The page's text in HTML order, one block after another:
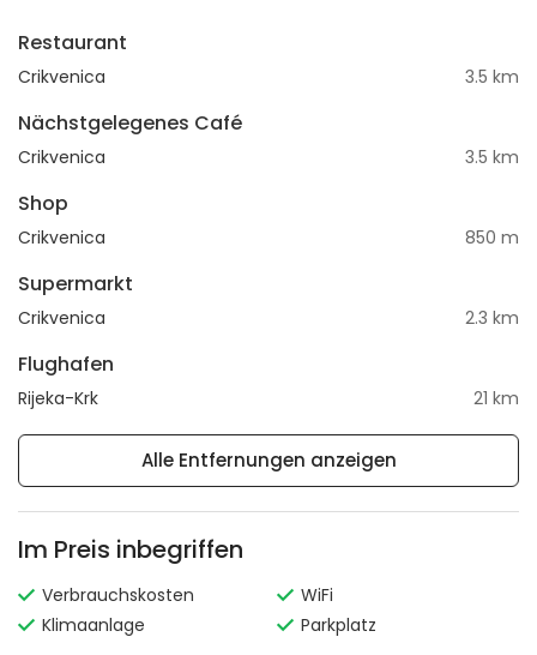
Restaurant
Crikvenica 3.5 km
Nächstgelegenes Café
Crikvenica 3.5 km
Shop
Crikvenica 850 m
Supermarkt
Crikvenica 2.3 km
Flughafen
Rijeka-Krk 21 km
Alle Entfernungen anzeigen
Im Preis inbegriffen
Verbrauchskosten
Klimaanlage
WiFi
Parkplatz